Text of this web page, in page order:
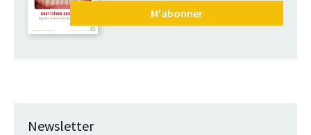
M'abonner
Newsletter